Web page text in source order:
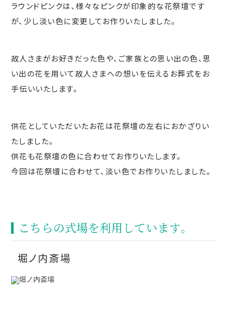
ラウンドピンクは、様々なピンクが印象的な花祭壇です
が、少し淡い色に変更してお作りいたしました。
故人さまがお好きだった色や、ご家族との思い出の色、思
い出の花を用いて故人さまへの想いを伝えるお葬式をお
手伝いいたします。
供花としていただいたお花は花祭壇の左右におかざりい
たしました。
供花も花祭壇の色に合わせてお作りいたします。
今回は花祭壇に合わせて、淡い色でお作りいたしました。
こちらの式場を利⽤しています。
堀ノ内斎場